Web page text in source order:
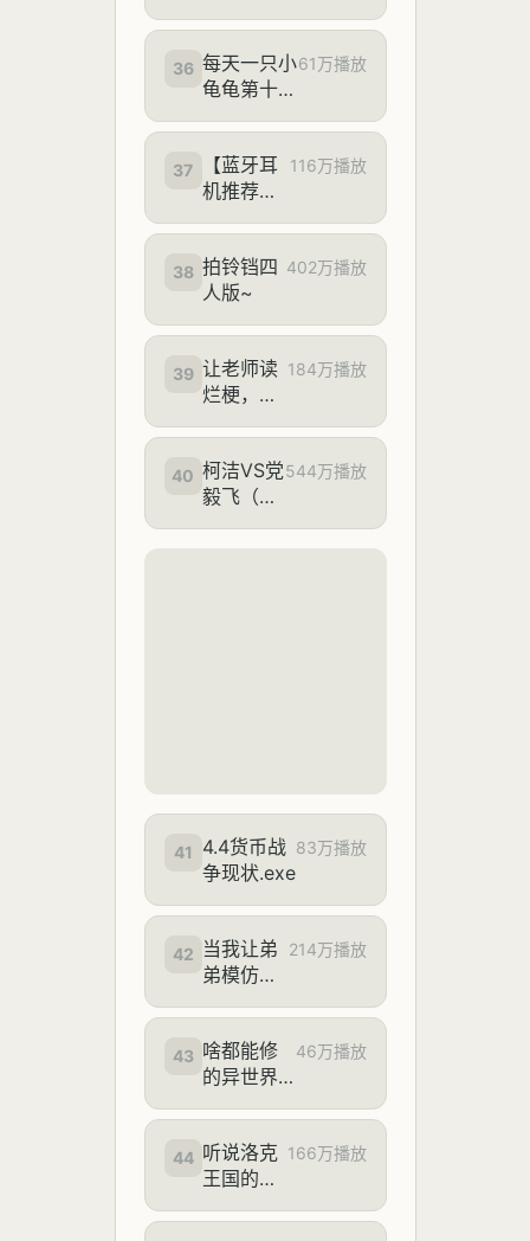
36 每天一只小
龟龟第十五
61万播放
37
【蓝牙耳
机推荐
集！耳机
推荐/耳夹
式耳机/入
耳机/百元
蓝牙耳
机，含降
试！全价
位手机
厂/HiFi厂
116万播放
38 拍铃铛四
人版~
402万播放
39 让老师读
烂梗，憋
184万播放
40 柯洁VS党
毅飞（不
544万播放
41
4.4货币战
争现状.exe
83万播放
42 当我让弟
弟模仿我
214万播放
43 啥都能修
的异世界
差点把我
店烧了？
【首届全
46万播放
44 听说洛克
王国的精
166万播放